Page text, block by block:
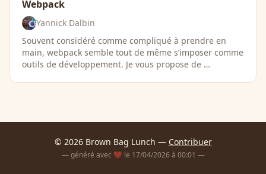
Webpack
Yannick Dalbin
Souvent considéré comme compliqué à prendre en
main, webpack semble tout de même s’imposer comme
outils de développement. Je vous propose de …
© 2026 Brown Bag Lunch — Contribuer
— généré avec ❤️ le 17/04/2026 à 00:01 —